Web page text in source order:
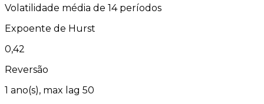
Volatilidade média de 14 períodos
Expoente de Hurst
0,42
Reversão
1 ano(s), max lag 50